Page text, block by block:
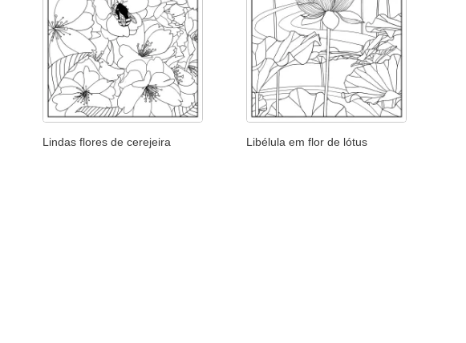
Lindas flores de cerejeira Libélula em flor de lótus